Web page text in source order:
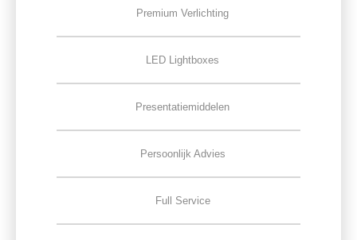
Premium Verlichting
LED Lightboxes
Presentatiemiddelen
Persoonlijk Advies
Full Service